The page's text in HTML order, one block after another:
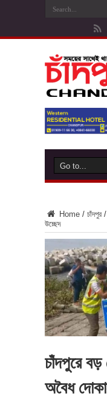
Home / চাঁদপুর /
উচ্ছেদ
চাঁদপুরে
অবৈধ